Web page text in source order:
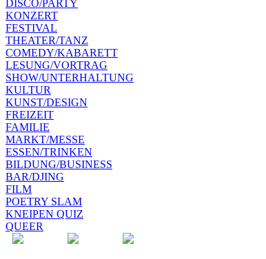
DISCO/PARTY
KONZERT
FESTIVAL
THEATER/TANZ
COMEDY/KABARETT
LESUNG/VORTRAG
SHOW/UNTERHALTUNG
KULTUR
KUNST/DESIGN
FREIZEIT
FAMILIE
MARKT/MESSE
ESSEN/TRINKEN
BILDUNG/BUSINESS
BAR/DJING
FILM
POETRY SLAM
KNEIPEN QUIZ
QUEER